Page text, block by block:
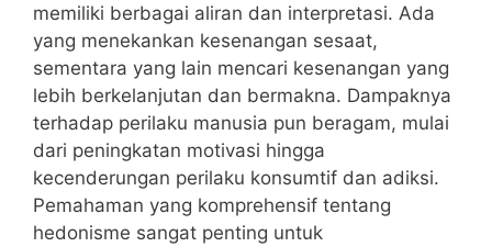
memiliki berbagai aliran dan interpretasi. Ada
yang menekankan kesenangan sesaat,
sementara yang lain mencari kesenangan yang
lebih berkelanjutan dan bermakna. Dampaknya
terhadap perilaku manusia pun beragam, mulai
dari peningkatan motivasi hingga
kecenderungan perilaku konsumtif dan adiksi.
Pemahaman yang komprehensif tentang
hedonisme sangat penting untuk